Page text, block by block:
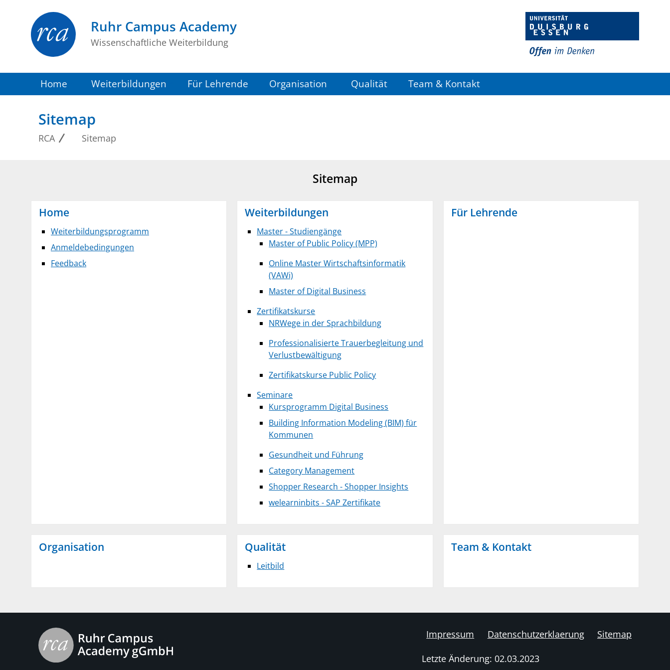
Ruhr Campus Academy
Wissenschaftliche Weiterbildung
Home Weiterbildungen Für Lehrende Organisation Qualität Team & Kontakt
Sitemap
RCA Sitemap
Sitemap
Home
Weiterbildungsprogramm
Anmeldebedingungen
Feedback
Weiterbildungen
Master - Studiengänge
Master of Public Policy (MPP)
Online Master Wirtschaftsinformatik
(VAWi)
Master of Digital Business
Zertifikatskurse
NRWege in der Sprachbildung
Professionalisierte Trauerbegleitung und
Verlustbewältigung
Zertifikatskurse Public Policy
Seminare
Kursprogramm Digital Business
Building Information Modeling (BIM) für
Kommunen
Gesundheit und Führung
Category Management
Shopper Research - Shopper Insights
welearninbits - SAP Zertifikate
Für Lehrende
Organisation Qualität
Leitbild
Team & Kontakt
Impressum Datenschutzerklaerung Sitemap
Letzte Änderung: 02.03.2023